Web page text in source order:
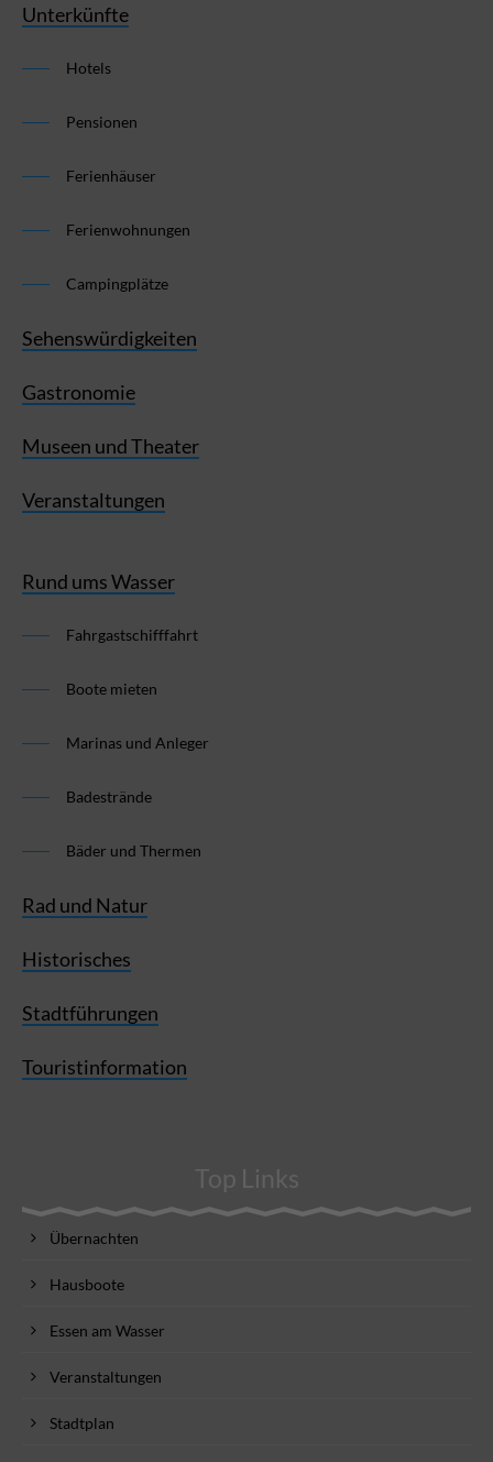
Unterkünfte
Hotels
Pensionen
Ferienhäuser
Ferienwohnungen
Campingplätze
Sehenswürdigkeiten
Gastronomie
Museen und Theater
Veranstaltungen
Rund ums Wasser
Fahrgastschifffahrt
Boote mieten
Marinas und Anleger
Badestrände
Bäder und Thermen
Rad und Natur
Historisches
Stadtführungen
Touristinformation
Top Links
Übernachten
Hausboote
Essen am Wasser
Veranstaltungen
Stadtplan